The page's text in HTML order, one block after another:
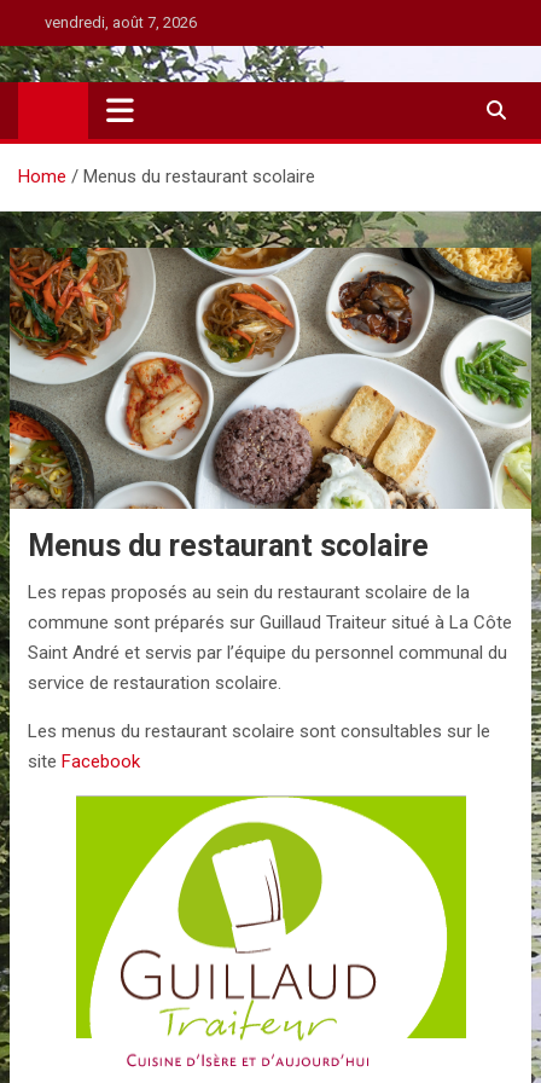
to
content
vendredi, août 7, 2026
Home Menus du restaurant scolaire
Menus du restaurant scolaire
Les repas proposés au sein du restaurant scolaire de la
commune sont préparés sur Guillaud Traiteur situé à La Côte
Saint André et servis par l’équipe du personnel communal du
service de restauration scolaire.
Les menus du restaurant scolaire sont consultables sur le
site Facebook